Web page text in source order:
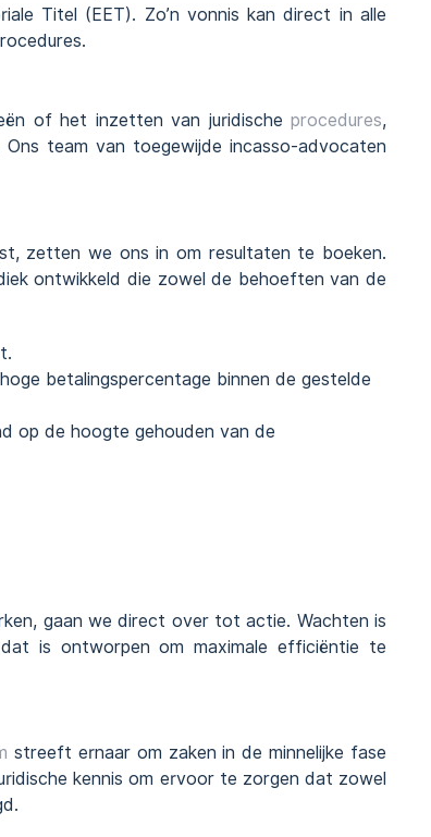
Titel (EET). Zo’n vonnis kan direct in alle
of het inzetten van juridische procedures,
team van toegewijde incasso-advocaten
zetten we ons in om resultaten te boeken.
ontwikkeld die zowel de behoeften van de
betalingspercentage binnen de gestelde
op de hoogte gehouden van de
gaan we direct over tot actie. Wachten is
is ontworpen om maximale efficiëntie te
streeft ernaar om zaken in de minnelijke fase
kennis om ervoor te zorgen dat zowel